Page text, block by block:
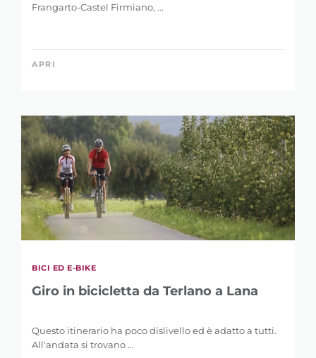
Frangarto-Castel Firmiano, ...
APRI
BICI ED E-BIKE
Giro in bicicletta da Terlano a Lana
Questo itinerario ha poco dislivello ed è adatto a tutti.
All'andata si trovano ...